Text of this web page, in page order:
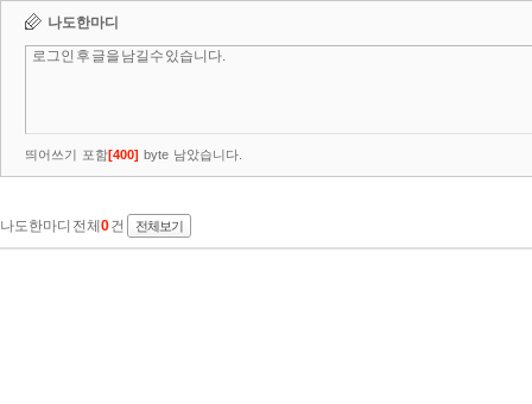
나도한마디
띄어쓰기 포함[400] byte 남았습니다.
나도한마디 전체 0건 전체보기